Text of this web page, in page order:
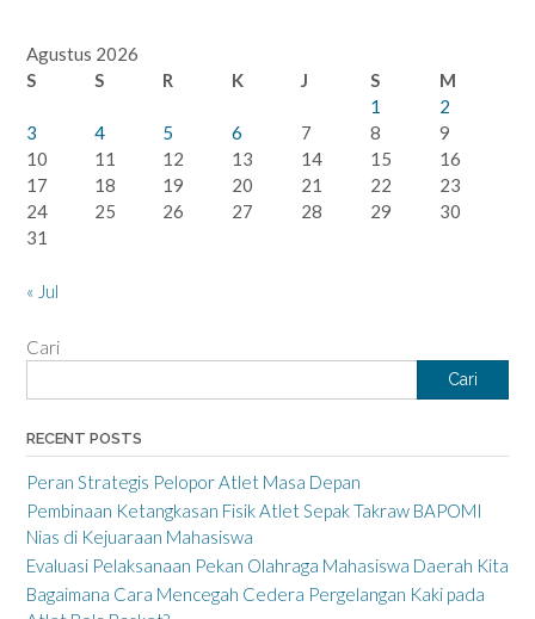
Agustus 2026
S
S R K J S
M
1
2
3
4 5 6 7 8
9
10
11 12 13 14 15
16
17
18 19 20 21 22
23
24
25 26 27 28 29
30
31
« Jul
Cari
Cari
RECENT POSTS
Peran Strategis Pelopor Atlet Masa Depan
Pembinaan Ketangkasan Fisik Atlet Sepak Takraw BAPOMI
Nias di Kejuaraan Mahasiswa
Evaluasi Pelaksanaan Pekan Olahraga Mahasiswa Daerah Kita
Bagaimana Cara Mencegah Cedera Pergelangan Kaki pada